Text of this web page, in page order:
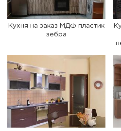
Кухня на заказ МДФ пластик
зебра